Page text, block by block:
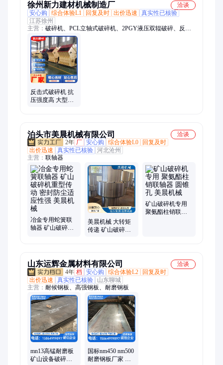
徐州新力建材机械制造厂
洽谈
安心购
综合体验L1 回复及时 出价迅速
真实性已核验
江苏徐州
主营： 破碎机、PCL立轴式破碎机、2PGY液压双辊破碎、反击
式破碎机、PCH环锤式破碎机、2PGC双齿辊破碎机、PFL立轴
复合式破碎、GPC高效锤式破碎机、鄂式破碎机、立轴式破碎
机、液压双辊破碎、环锤式破碎机、双齿辊破碎机、立轴复合式
破碎、高效锤式破碎机、粉碎机
反击式破碎机 抗
压强度高 大型反
泊头市美晨机械有限公司
洽谈
2年 厂 安心购 综合体验L0
回复及时
出价迅速
真实性已核验 河北沧州
主营： 联轴器
冶金专用蛇簧联
轴器 矿山破碎机
美晨机械 大转矩
传递 矿山破碎机
矿山破碎机专用
聚氨酯柱销联轴
山东运辉金属材料有限公司
洽谈
4年 档 安心购 综合体验L2
回复及时
出价迅速
真实性已核验
山东聊城
主营： 耐候钢板、高强钢板、耐磨钢板
mn13高锰耐磨板
矿山设备破碎机
国标nm450 nm500
耐磨钢板厂家 矿